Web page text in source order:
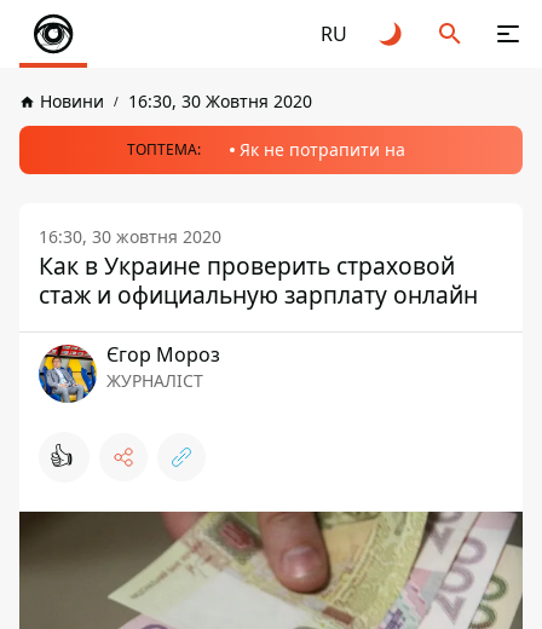
RU
Новини 16:30, 30 Жовтня 2020
ТОПТЕМА: Як не потрапити на
16:30, 30 жовтня 2020
Как в Украине проверить страховой
стаж и официальную зарплату онлайн
Єгор Мороз
ЖУРНАЛІСТ
👍